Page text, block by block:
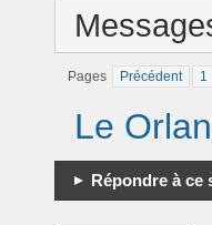
Pages Précédent 1
Le
Répondre à ce